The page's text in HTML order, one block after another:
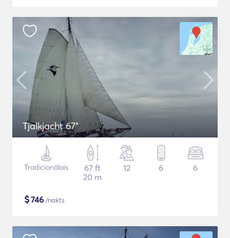
Tjalkjacht 67"
Tradicionālais
67 ft
20 m
12 6 6
$746 /nakts